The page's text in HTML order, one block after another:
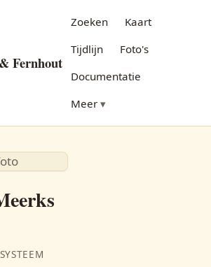
Fernhout
Zoeken
Kaart
Tijdlijn
Foto's
Documentatie
Meer